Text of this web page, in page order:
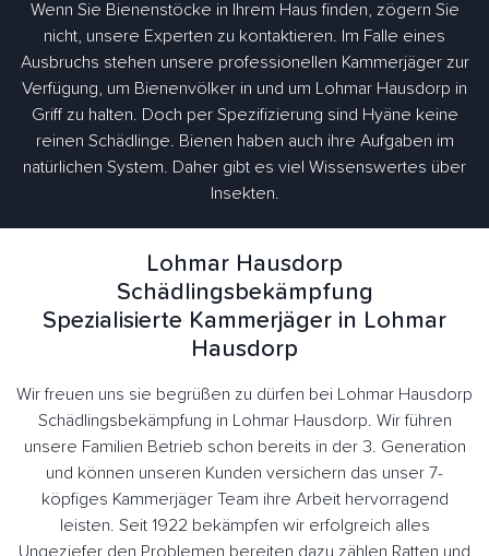
Wenn Sie Bienenstöcke in Ihrem Haus finden, zögern Sie
nicht, unsere Experten zu kontaktieren. Im Falle eines
Ausbruchs stehen unsere professionellen Kammerjäger zur
Verfügung, um Bienenvölker in und um Lohmar Hausdorp in
Griff zu halten. Doch per Spezifizierung sind Hyäne keine
reinen Schädlinge. Bienen haben auch ihre Aufgaben im
natürlichen System. Daher gibt es viel Wissenswertes über
Insekten.
Lohmar Hausdorp
Schädlingsbekämpfung
Spezialisierte Kammerjäger in Lohmar
Hausdorp
Wir freuen uns sie begrüßen zu dürfen bei Lohmar Hausdorp
Schädlingsbekämpfung in Lohmar Hausdorp. Wir führen
unsere Familien Betrieb schon bereits in der 3. Generation
und können unseren Kunden versichern das unser 7-
köpfiges Kammerjäger Team ihre Arbeit hervorragend
leisten. Seit 1922 bekämpfen wir erfolgreich alles
Ungeziefer den Problemen bereiten dazu zählen Ratten und